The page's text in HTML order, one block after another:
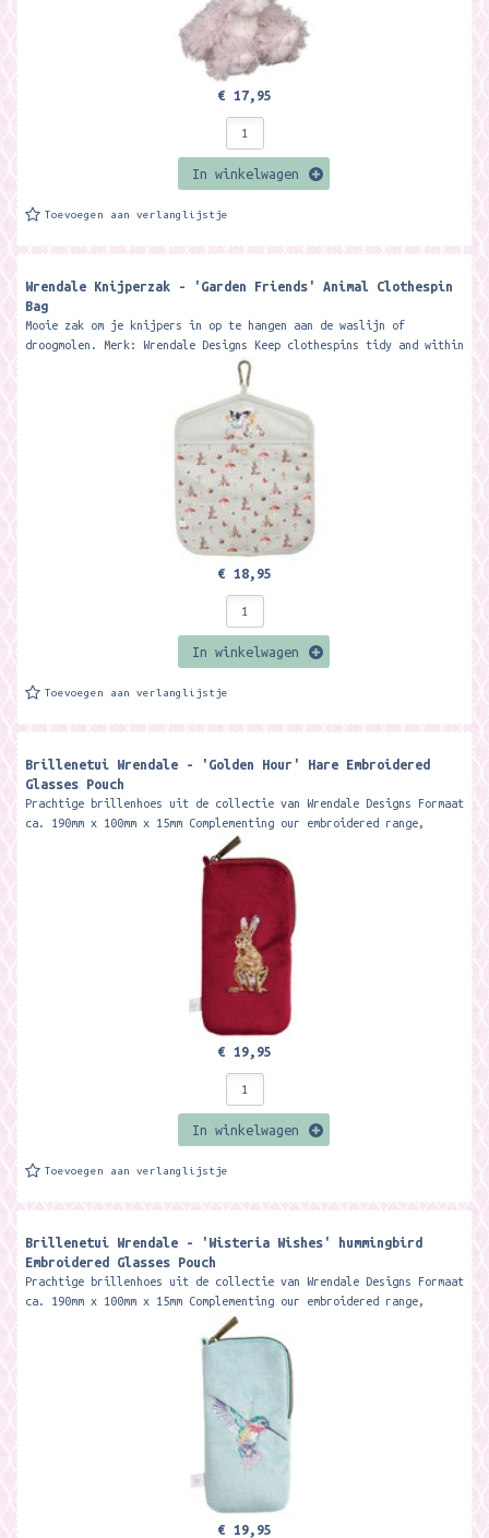
€ 17,95
In winkelwagen
Toevoegen aan verlanglijstje
Wrendale Knijperzak - 'Garden Friends' Animal Clothespin
Bag
Mooie zak om je knijpers in op te hangen aan de waslijn of
droogmolen. Merk: Wrendale Designs Keep clothespins tidy and within
€ 18,95
In winkelwagen
Toevoegen aan verlanglijstje
Brillenetui Wrendale - 'Golden Hour' Hare Embroidered
Glasses Pouch
Prachtige brillenhoes uit de collectie van Wrendale Designs Formaat
ca. 190mm x 100mm x 15mm Complementing our embroidered range,
€ 19,95
In winkelwagen
Toevoegen aan verlanglijstje
Brillenetui Wrendale - 'Wisteria Wishes' hummingbird
Embroidered Glasses Pouch
Prachtige brillenhoes uit de collectie van Wrendale Designs Formaat
ca. 190mm x 100mm x 15mm Complementing our embroidered range,
€ 19,95